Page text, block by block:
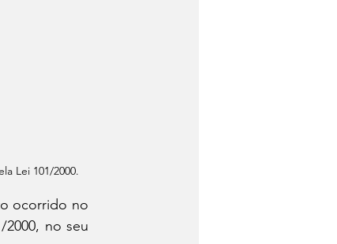
Lei 101/2000.
ocorrido no
no seu